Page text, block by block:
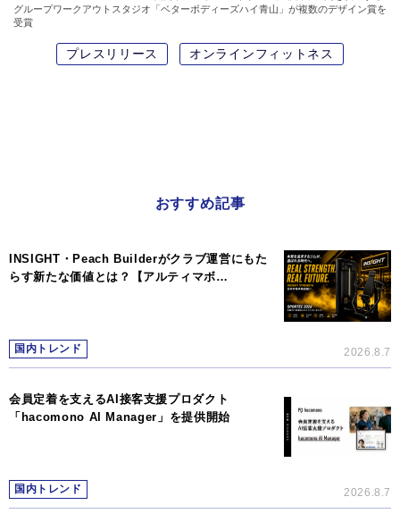
グループワークアウトスタジオ「ベターボディーズハイ青山」が複数のデザイン賞を
受賞
プレスリリース オンラインフィットネス
おすすめ記事
INSIGHT・Peach Builderがクラブ運営にもた
らす新たな価値とは？【アルティマボ…
国内トレンド 2026.8.7
会員定着を支えるAI接客支援プロダクト
「hacomono AI Manager」を提供開始
国内トレンド 2026.8.7